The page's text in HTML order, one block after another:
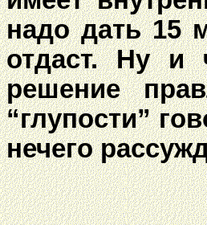
надо дать 15
отдаст. Ну и
решение
“глупости”
нечего